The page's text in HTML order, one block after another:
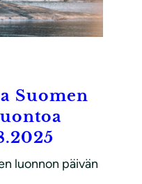
Suomen
luonnon päivän